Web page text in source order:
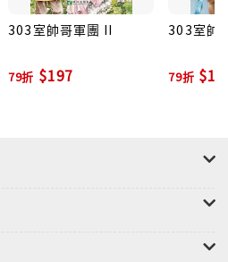
303室帥哥軍團 II
79折 $197
303室帥
79折